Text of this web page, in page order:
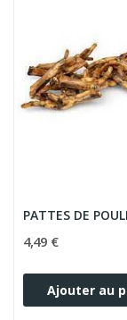
PATTES DE
4,49 €
Ajouter au